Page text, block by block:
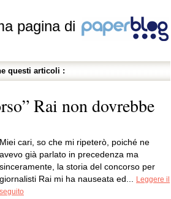
pagina di
questi articoli :
Rai non dovrebbe
Miei cari, so che mi ripeterò, poiché ne
avevo già parlato in precedenza ma
sinceramente, la storia del concorso per
giornalisti Rai mi ha nauseata ed...
Leggere il
seguito